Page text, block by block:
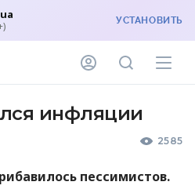
УСТАНОВИТЬ
инфляции
2585
пессимистов.